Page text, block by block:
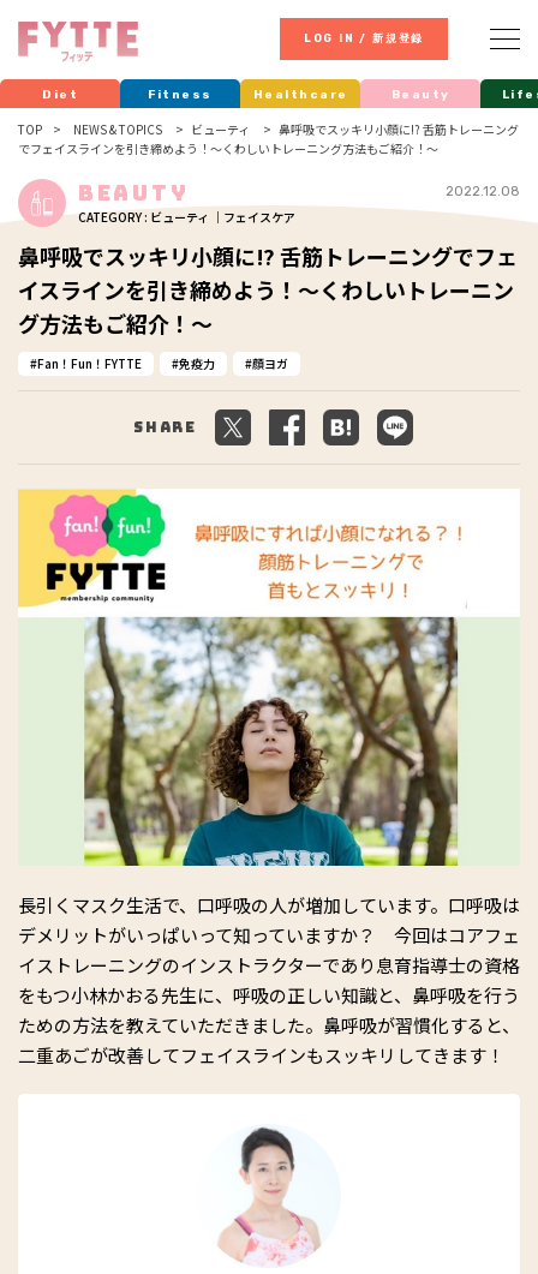
LOG IN / 新規登録
Diet Fitness Healthcare Beauty
TOP NEWS & TOPICS ビューティ
鼻呼吸でスッキリ小顔に⁉︎ 舌筋トレーニング
でフェイスラインを引き締めよう！～くわしいトレーニング方法もご紹介！～
Beauty
CATEGORY : ビューティ ｜フェイスケア
2022.12.08
鼻呼吸でスッキリ小顔に⁉︎ 舌筋トレーニングでフェ
イスラインを引き締めよう！～くわしいトレーニン
グ方法もご紹介！～
Fan！Fun！FYTTE 免疫力 顔ヨガ
Share
長引くマスク生活で、口呼吸の人が増加しています。口呼吸は
デメリットがいっぱいって知っていますか？ 今回はコアフェ
イストレーニングのインストラクターであり息育指導士の資格
をもつ小林かおる先生に、呼吸の正しい知識と、鼻呼吸を行う
ための方法を教えていただきました。鼻呼吸が習慣化すると、
二重あごが改善してフェイスラインもスッキリしてきます！